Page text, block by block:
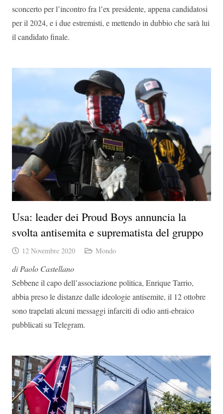
sconcerto per l’incontro fra l’ex presidente, appena candidatosi
per il 2024, e i due estremisti, e mettendo in dubbio che sarà lui
il candidato finale.
Usa: leader dei Proud Boys annuncia la
svolta antisemita e suprematista del gruppo
12 Novembre 2020 Mondo
di Paolo Castellano
Sebbene il capo dell’associazione politica, Enrique Tarrio,
abbia preso le distanze dalle ideologie antisemite, il 12 ottobre
sono trapelati alcuni messaggi infarciti di odio anti-ebraico
pubblicati su Telegram.